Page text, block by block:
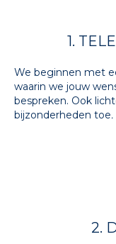
1.
We beginnen met
waarin we jouw
bespreken. Ook
bijzonderheden toe.
2.